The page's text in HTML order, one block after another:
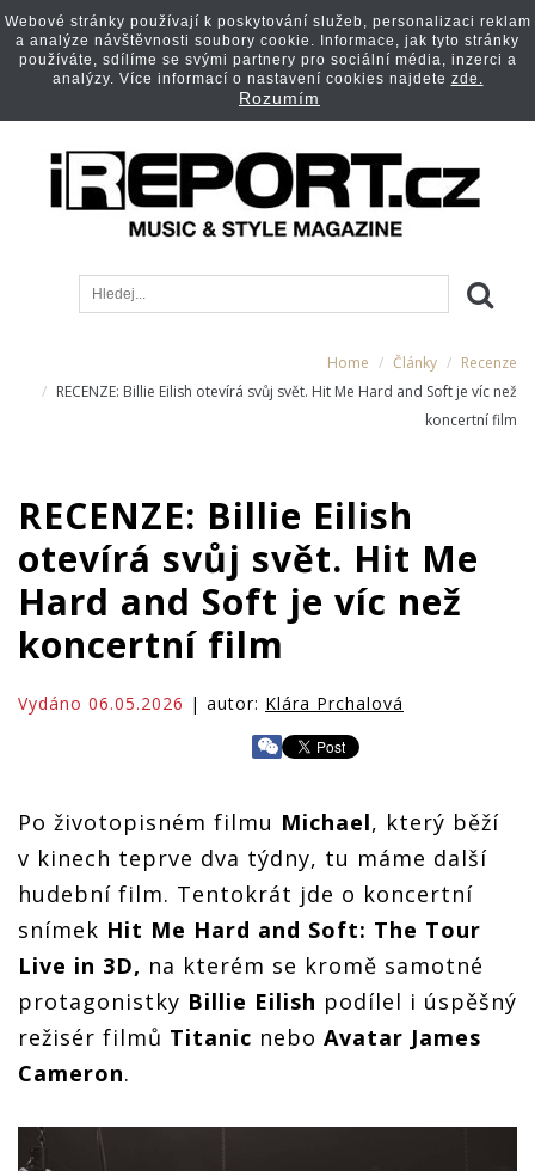
Home Články
Recenze
RECENZE: Billie Eilish otevírá svůj svět. Hit Me Hard and Soft je víc než
koncertní film
RECENZE: Billie Eilish
otevírá svůj svět. Hit Me
Hard and Soft je víc než
koncertní film
Vydáno 06.05.2026 | autor: Klára Prchalová
Po životopisném filmu Michael, který běží
v kinech teprve dva týdny, tu máme další
hudební film. Tentokrát jde o koncertní
snímek Hit Me Hard and Soft: The Tour
Live in 3D, na kterém se kromě samotné
protagonistky Billie Eilish podílel i úspěšný
režisér filmů Titanic nebo Avatar James
Cameron.
Webové stránky používají k poskytování služeb, personalizaci reklam
a analýze návštěvnosti soubory cookie. Informace, jak tyto stránky
používáte, sdílíme se svými partnery pro sociální média, inzerci a
analýzy. Více informací o nastavení cookies najdete zde.
Rozumím